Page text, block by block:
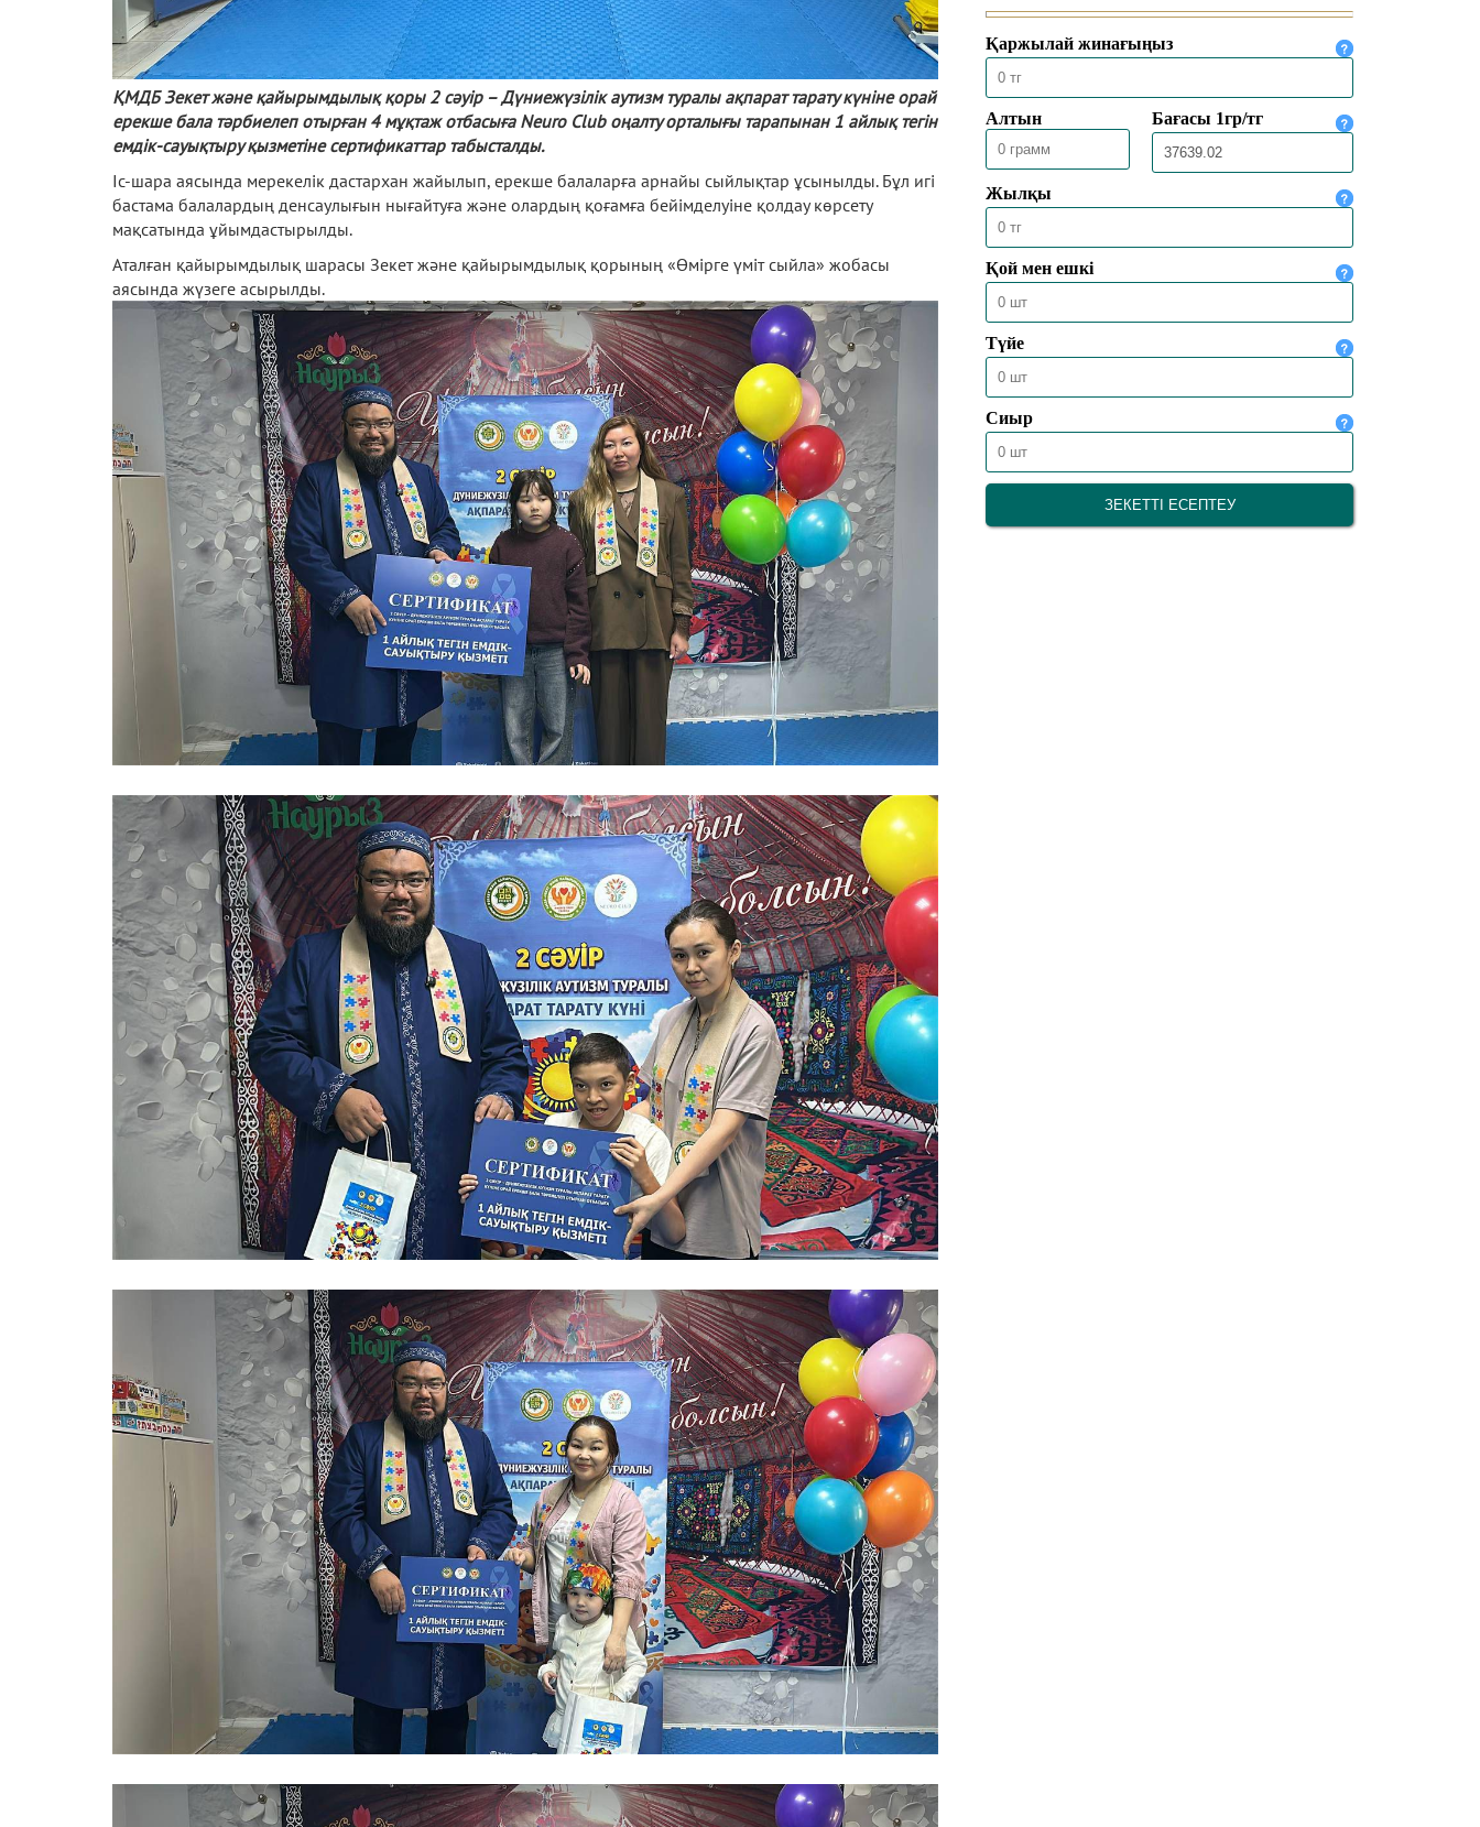
ҚМДБ Зекет және қайырымдылық қоры 2 сәуір – Дүниежүзілік аутизм туралы ақпарат тарату күніне орай
ерекше бала тәрбиелеп отырған 4 мұқтаж отбасыға Neuro Club оңалту орталығы тарапынан 1 айлық тегін
емдік-сауықтыру қызметіне сертификаттар табысталды.
Іс-шара аясында мерекелік дастархан жайылып, ерекше балаларға арнайы сыйлықтар ұсынылды. Бұл игі
бастама балалардың денсаулығын нығайтуға және олардың қоғамға бейімделуіне қолдау көрсету
мақсатында ұйымдастырылды.
Аталған қайырымдылық шарасы Зекет және қайырымдылық қорының «Өмірге үміт сыйла» жобасы
аясында жүзеге асырылды.
ЕЛШІСІМЕН КЕЗДЕСТІ
04.08.2026 1932
БАС МҮФТИ ТӨРАЛҚА
МӘЖІЛІСІН ӨТКІЗДІ
31.07.2026